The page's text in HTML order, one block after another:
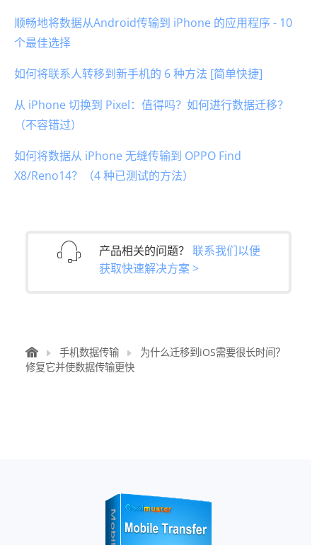
顺畅地将数据从Android传输到 iPhone 的应用程序 - 10
个最佳选择
如何将联系人转移到新手机的 6 种方法 [简单快捷]
从 iPhone 切换到 Pixel：值得吗？如何进行数据迁移？
（不容错过）
如何将数据从 iPhone 无缝传输到 OPPO Find
X8/Reno14？（4 种已测试的方法）
产品相关的问题？ 联系我们以便
获取快速解决方案 >
手机数据传输
为什么迁移到iOS需要很长时间？
修复它并使数据传输更快